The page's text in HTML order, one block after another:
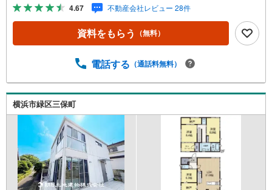
で！朝日土地建物グループは地域密着を合言葉に全13店舗
でその地域No.1を目指しております。広告掲載していない
物件も多数ございます。色々廻ったけど良い物件が無いな
の・・？etc.まずは何でもお気軽にご相談ください！有資
お待ちしております!!
4.67 不動産会社レビュー 28件
資料をもらう （無料）
電話する （通話料無料）
横浜市緑区三保町